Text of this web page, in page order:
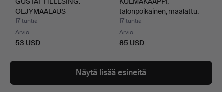
ÖLJYMAALAUS
PANEELILLE, S…
17 tuntia
Arvio
53 USD
talonpoikainen, maalattu.
17 tuntia
Arvio
85 USD
Näytä lisää esineitä